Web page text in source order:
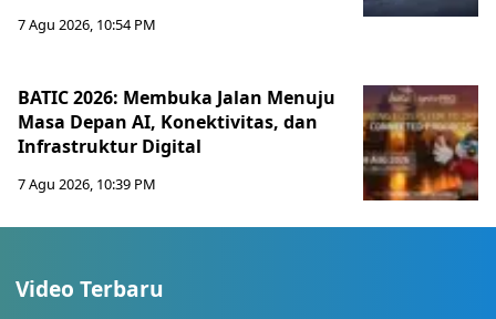
7 Agu 2026, 10:54 PM
BATIC 2026: Membuka Jalan Menuju
Masa Depan AI, Konektivitas, dan
Infrastruktur Digital
7 Agu 2026, 10:39 PM
Video Terbaru